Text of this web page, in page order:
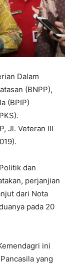
Dalam
(BNPP),
(BPIP)
Jl. Veteran III
dan
perjanjian
dari Nota
pada 20
ini
yang